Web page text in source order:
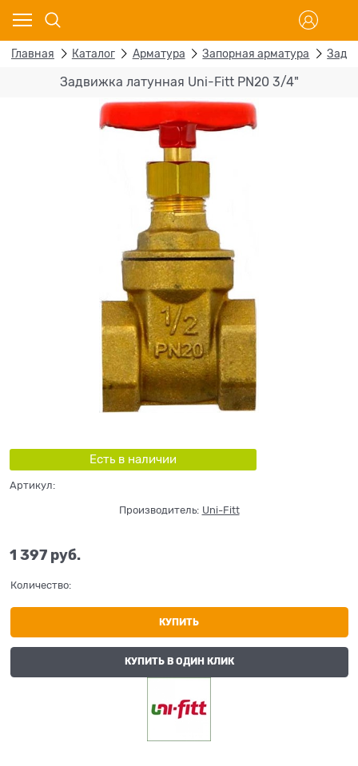
Главная Каталог Арматура Запорная арматура
Задвижка латунная Uni-Fitt PN20 3/4"
Есть в наличии
Артикул:
Производитель: Uni-Fitt
1 397 руб.
Количество:
КУПИТЬ
КУПИТЬ В ОДИН КЛИК